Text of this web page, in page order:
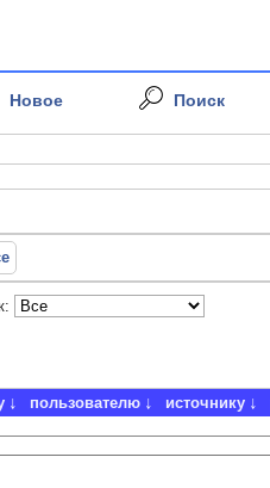
Новое Поиск
пользователю источнику